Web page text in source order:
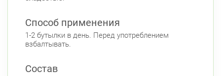
Способ применения
1-2 бутылки в день. Перед употреблением
взбалтывать.
Состав